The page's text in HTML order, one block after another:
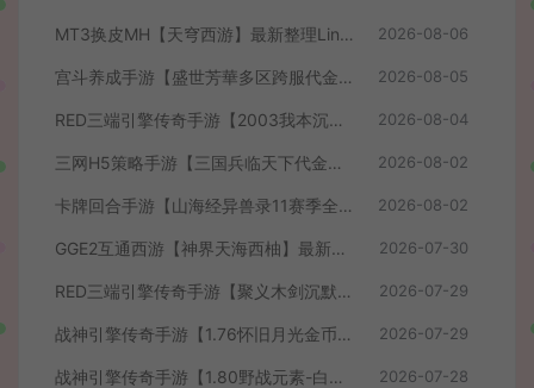
MT3换皮MH【天穹西游】最新整理Linux手工服务端+安卓苹果双端+GM后台+详细搭建教程+全套源码+视频教程 2026-08-06
宫斗养成手游【盛世芳華多区跨服代金券本地优化版】最新整理单机一键即玩端+Linux手工服务端+CDK授权后台+安卓+详细搭建教程 2026-08-05
RED三端引擎传奇手游【2003我本沉默】最新整理Win系服务端+安卓苹果PC三端+详细搭建教程 2026-08-04
三网H5策略手游【三国兵临天下代金券内购七合修复版】最新整理单机一键即玩镜像端+Linux手工服务端+管理后台+GM授权后台+简易安卓客户端+详细搭建教程+视频教程 2026-08-02
卡牌回合手游【山海经异兽录11赛季全人物代金券内购版】最新整理WIN系服务端+授权GM后台+管理后台+热更修改工具+安卓+详细搭建教程 2026-08-02
GGE2互通西游【神界天海西柚】最新整理Win系服务端+安卓苹果PC三端+内置GM工具+全套源码+详细搭建教程+视频教程 2026-07-30
RED三端引擎传奇手游【聚义木剑沉默高仿嘟嘟沉默】最新整理Win系服务端+安卓苹果PC三端+详细搭建教程 2026-07-29
战神引擎传奇手游【1.76怀旧月光金币版】最新整理Win系复古服务端+安卓苹果双端+GM授权物品后台+详细搭建教程 2026-07-29
战神引擎传奇手游【1.80野战元素-白猪7.2免授权】最新整理Win系特色服务端+安卓+GM授权物品后台+详细搭建教程 2026-07-28